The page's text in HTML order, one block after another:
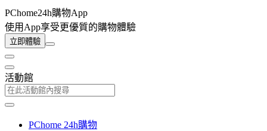
PChome24h購物App
使用App享受更優質的購物體驗
立即體驗
活動館
PChome 24h購物